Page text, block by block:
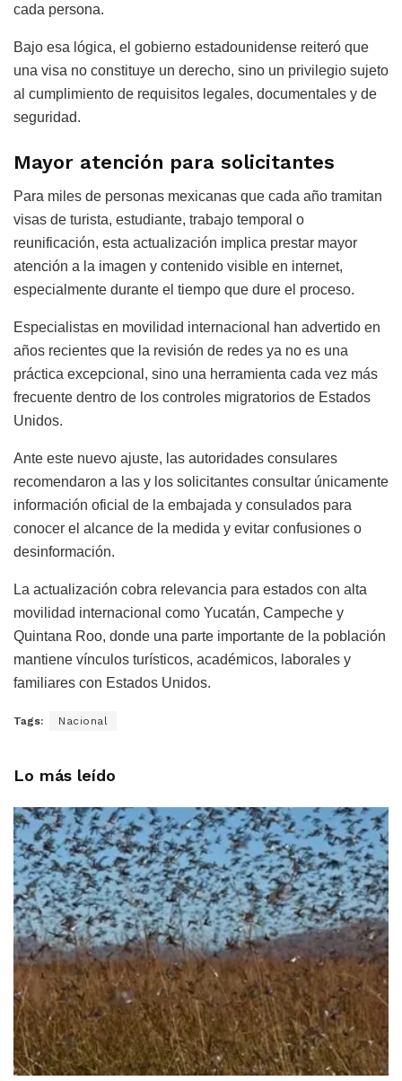
cada persona.
Bajo esa lógica, el gobierno estadounidense reiteró que
una visa no constituye un derecho, sino un privilegio sujeto
al cumplimiento de requisitos legales, documentales y de
seguridad.
Mayor atención para solicitantes
Para miles de personas mexicanas que cada año tramitan
visas de turista, estudiante, trabajo temporal o
reunificación, esta actualización implica prestar mayor
atención a la imagen y contenido visible en internet,
especialmente durante el tiempo que dure el proceso.
Especialistas en movilidad internacional han advertido en
años recientes que la revisión de redes ya no es una
práctica excepcional, sino una herramienta cada vez más
frecuente dentro de los controles migratorios de Estados
Unidos.
Ante este nuevo ajuste, las autoridades consulares
recomendaron a las y los solicitantes consultar únicamente
información oficial de la embajada y consulados para
conocer el alcance de la medida y evitar confusiones o
desinformación.
La actualización cobra relevancia para estados con alta
movilidad internacional como Yucatán, Campeche y
Quintana Roo, donde una parte importante de la población
mantiene vínculos turísticos, académicos, laborales y
familiares con Estados Unidos.
Tags: Nacional
Lo más leído